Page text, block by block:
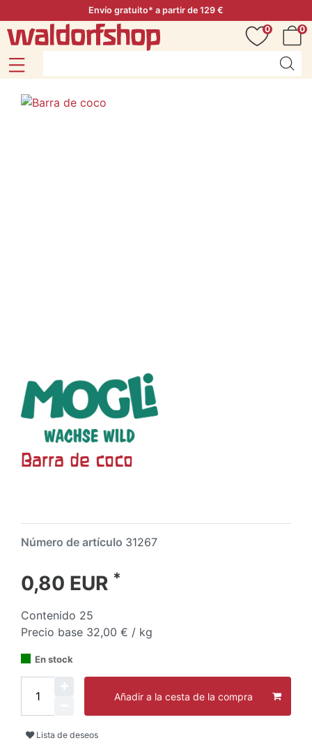
Envío gratuito* a partir de 129 €
0
0
Barra de coco
Número de artículo 31267
0,80 EUR *
Contenido 25
Precio base 32,00 € / kg
En stock
Añadir a la cesta de la compra
Lista de deseos